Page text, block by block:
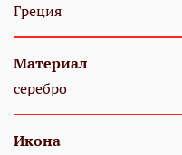
Греция
Материал
серебро
Икона